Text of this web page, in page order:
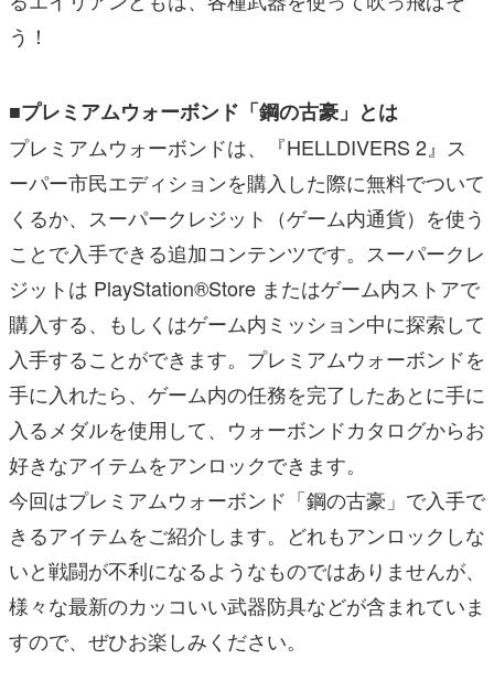
う！
■プレミアムウォーボンド「鋼の古豪」とは
プレミアムウォーボンドは、『HELLDIVERS 2』ス
ーパー市民エディションを購入した際に無料でついて
くるか、スーパークレジット（ゲーム内通貨）を使う
ことで入手できる追加コンテンツです。スーパークレ
ジットは PlayStation®Store またはゲーム内ストアで
購入する、もしくはゲーム内ミッション中に探索して
入手することができます。プレミアムウォーボンドを
手に入れたら、ゲーム内の任務を完了したあとに手に
入るメダルを使用して、ウォーボンドカタログからお
好きなアイテムをアンロックできます。
今回はプレミアムウォーボンド「鋼の古豪」で入手で
きるアイテムをご紹介します。どれもアンロックしな
いと戦闘が不利になるようなものではありませんが、
様々な最新のカッコいい武器防具などが含まれていま
すので、ぜひお楽しみください。